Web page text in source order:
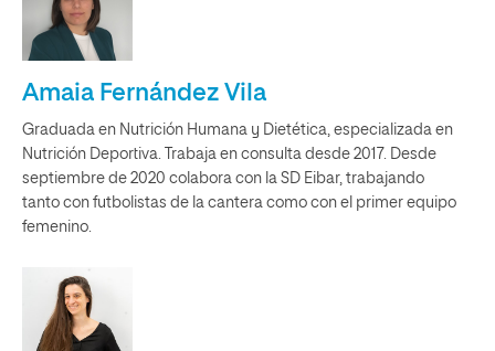
Amaia Fernández Vila
Graduada en Nutrición Humana y Dietética, especializada en
Nutrición Deportiva. Trabaja en consulta desde 2017. Desde
septiembre de 2020 colabora con la SD Eibar, trabajando
tanto con futbolistas de la cantera como con el primer equipo
femenino.